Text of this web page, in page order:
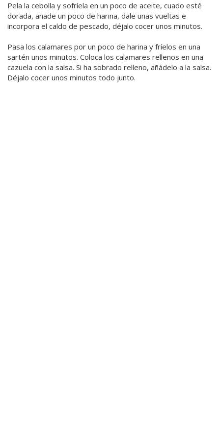
Pela la cebolla y sofríela en un poco de aceite, cuado esté
dorada, añade un poco de harina, dale unas vueltas e
incorpora el caldo de pescado, déjalo cocer unos minutos.
Pasa los calamares por un poco de harina y fríelos en una
sartén unos minutos. Coloca los calamares rellenos en una
cazuela con la salsa. Si ha sobrado relleno, añádelo a la salsa.
Déjalo cocer unos minutos todo junto.